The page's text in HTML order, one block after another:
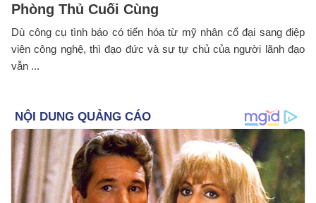
Phòng Thủ Cuối Cùng
Dù công cụ tình báo có tiến hóa từ mỹ nhân cổ đại sang điệp
viên công nghệ, thì đạo đức và sự tự chủ của người lãnh đạo
vẫn ...